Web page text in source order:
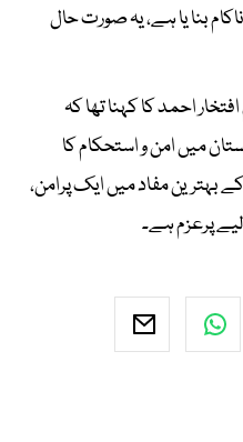
بنا یا ہے، یہ صورت حال
احمد کا کہنا تھا کہ
میں امن و استحکام کا
بہترین مفاد میں ایک پرامن،
پرعزم ہے۔